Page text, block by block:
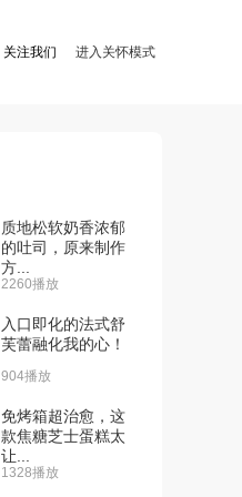
关注我们 进入关怀模式
质地松软奶香浓郁
的吐司，原来制作
方...
2260播放
入口即化的法式舒
芙蕾融化我的心！
904播放
免烤箱超治愈，这
款焦糖芝士蛋糕太
让...
1328播放